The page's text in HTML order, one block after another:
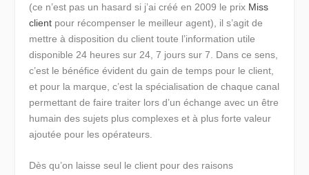
(ce n’est pas un hasard si j’ai créé en 2009 le prix Miss
client pour récompenser le meilleur agent), il s’agit de
mettre à disposition du client toute l’information utile
disponible 24 heures sur 24, 7 jours sur 7. Dans ce sens,
c’est le bénéfice évident du gain de temps pour le client,
et pour la marque, c’est la spécialisation de chaque canal
permettant de faire traiter lors d’un échange avec un être
humain des sujets plus complexes et à plus forte valeur
ajoutée pour les opérateurs.
Dès qu’on laisse seul le client pour des raisons